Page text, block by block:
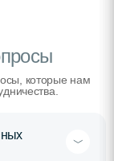
которые нам